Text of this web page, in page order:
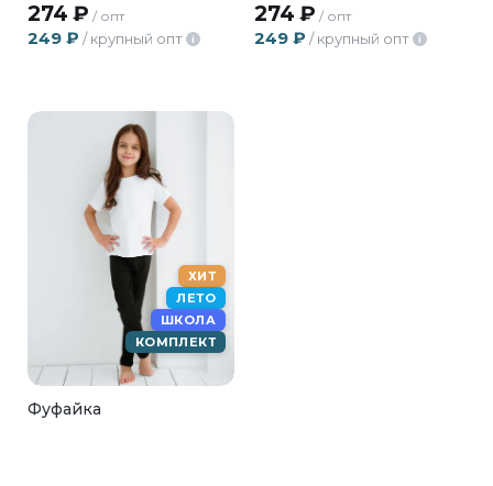
274 ₽ / опт
249 ₽ / крупный опт i
274 ₽ / опт
249 ₽ / крупный опт i
ХИТ
ЛЕТО
ШКОЛА
КОМПЛЕКТ
Фуфайка